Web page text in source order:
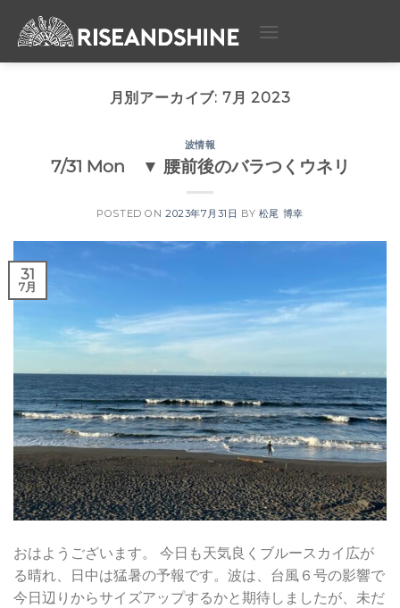
月別アーカイブ: 7月 2023
波情報
7/31 Mon ▼ 腰前後のバラつくウネリ
POSTED ON 2023年7月31日 BY 松尾 博幸
31
7月
おはようございます。 今日も天気良くブルースカイ広が
る晴れ、日中は猛暑の予報です。波は、台風６号の影響で
今日辺りからサイズアップするかと期待しましたが、未だ